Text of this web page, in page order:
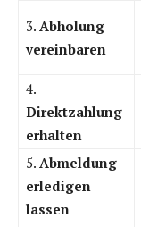
3. Abholung
vereinbaren
4.
Direktzahlung
erhalten
5. Abmeldung
erledigen
lassen